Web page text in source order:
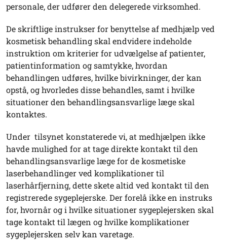
personale, der udfører den delegerede virksomhed.
De skriftlige instrukser for benyttelse af medhjælp ved
kosmetisk behandling skal endvidere indeholde
instruktion om kriterier for udvælgelse af patienter,
patientinformation og samtykke, hvordan
behandlingen udføres, hvilke bivirkninger, der kan
opstå, og hvorledes disse behandles, samt i hvilke
situationer den behandlingsansvarlige læge skal
kontaktes.
Under tilsynet konstaterede vi, at medhjælpen ikke
havde mulighed for at tage direkte kontakt til den
behandlingsansvarlige læge for de kosmetiske
laserbehandlinger ved komplikationer til
laserhårfjerning, dette skete altid ved kontakt til den
registrerede sygeplejerske. Der forelå ikke en instruks
for, hvornår og i hvilke situationer sygeplejersken skal
tage kontakt til lægen og hvilke komplikationer
sygeplejersken selv kan varetage.